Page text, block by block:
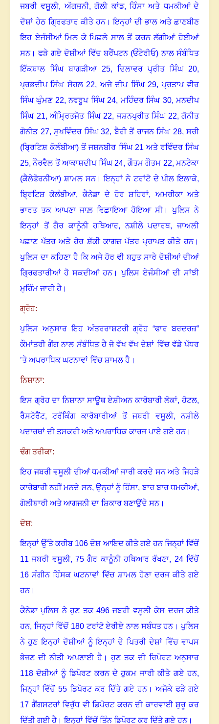
ਜਬਰੀ ਵਸੂਲੀ, ਅੱਗਜ਼ਨੀ, ਗੋਲੀ ਕਾਂਡ, ਹਿੰਸਾ ਅਤੇ ਧਮਕੀਆਂ ਦੇ
ਦੋਸ਼ਾਂ ਹੇਠ ਗ੍ਰਿਫਤਾਰ ਕੀਤੇ ਹਨ। ਇਨ੍ਹਾਂ ਦੀ ਭਾਲ ਅਤੇ ਛਾਣਬੀਣ
ਇਹ ਏਜੰਸੀਆਂ ਮਿਲ ਕੇ ਪਿਛਲੇ ਸਾਲ ਤੋਂ ਕਰਨ ਲੱਗੀਆਂ ਹੋਈਆਂ
ਸਨ। ਫੜੇ ਗਏ ਦੋਸ਼ੀਆਂ ਵਿੱਚ ਬਰੈਂਪਟਨ (ਓਂਟੇਰੀਓ) ਨਾਲ ਸੰਬੰਧਿਤ
ਇੱਕਬਾਲ ਸਿੰਘ ਬਾਗੜੀਆ 25, ਦਿਲਾਵਰ ਪ੍ਰੀਤ ਸਿੰਘ 20,
ਪ੍ਰਭਦੀਪ ਸਿੰਘ ਸੋਹਲ 22, ਅਜੇ ਦੀਪ ਸਿੰਘ 29,ਪ੍ਰਤਾਪ ਵੀਰ
ਸਿੰਘ ਘੁੰਮਣ 22,ਨਵਰੂਪ ਸਿੰਘ 24, ਮਹਿੰਦਰ ਸਿੰਘ 30,ਮਨਦੀਪ
ਸਿੰਘ 21, ਅੰਮ੍ਰਿਤਜੋਤ ਸਿੰਘ 22,ਜਸ਼ਨਪ੍ਰੀਤ ਸਿੰਘ 22, ਗੋਨੀਤ
ਗੋਨੀਤ 27, ਸੁਖਵਿੰਦਰ ਸਿੰਘ 32,ਬੈਰੀ ਤੋਂ ਰਾਜਨ ਸਿੰਘ 28, ਸਰੀ
(ਬ੍ਰਿਟਿਸ਼ ਕੋਲੰਬੀਆ) ਤੋਂ ਜਸ਼ਨਬੀਰ ਸਿੰਘ 21 ਅਤੇ ਰਵਿੰਦਰ ਸਿੰਘ
25,ਨੌਰਵੈਲ ਤੋਂ ਆਕਾਸ਼ਦੀਪ ਸਿੰਘ 24, ਗੌਤਮ ਗੌਤਮ 22,ਮਨਟੇਕਾ
(ਕੈਲੇਫੋਰਨੀਆ) ਸ਼ਾਮਲ ਸਨ। ਇਨ੍ਹਾਂ ਨੇ ਟਰਾਂਟੋ ਦੇ ਪੀਲ ਇਲਾਕੇ,
ਬ੍ਰਿਟਿਸ਼ ਕੋਲੰਬੀਆ, ਕੈਨੇਡਾ ਦੇ ਹੋਰ ਸ਼ਹਿਰਾਂ,
ਅਮਰੀਕਾ ਅਤੇ
ਭਾਰਤ ਤਕ ਆਪਣਾ ਜਾਲ਼ ਵਿਛਾਇਆ ਹੋਇਆ ਸੀ।ਪੁਲਿਸ ਨੇ
ਇਨ੍ਹਾਂ ਤੋਂ ਗੈਰ ਕਾਨੂੰਨੀ ਹਥਿਆਰ, ਨਸ਼ੀਲੇ ਪਦਾਰਥ,
ਜਾਅਲੀ
ਪਛਾਣ ਪੱਤਰ ਅਤੇ ਹੋਰ ਸ਼ੱਕੀ ਕਾਗਜ਼ ਪੱਤਰ ਪ੍ਰਾਪਤ ਕੀਤੇ ਹਨ।
ਪੁਲਿਸ ਦਾ ਕਹਿਣਾ ਹੈ ਕਿ ਅਜੇ ਹੋਰ ਵੀ ਬਹੁਤ ਸਾਰੇ ਦੋਸ਼ੀਆਂ ਦੀਆਂ
ਗ੍ਰਿਫਤਾਰੀਆਂ ਹੋ ਸਕਦੀਆਂ ਹਨ।ਪੁਲਿਸ ਏਜੰਸੀਆਂ ਦੀ ਸਾਂਝੀ
ਮੁਹਿੰਮ ਜਾਰੀ ਹੈ ।
ਗ੍ਰੋਹ:
ਪੁਲਿਸ ਅਨੁਸਾਰ ਇਹ ਅੰਤਰਰਾਸ਼ਟਰੀ ਗ੍ਰੋਹ “ਫਾਰ ਬਰਦਰਜ਼”
ਕੌਮਾਂਤਰੀ ਗੈਂਗ ਨਾਲ ਸੰਬੰਧਿਤ ਹੈ ਜੋ ਵੱਖ ਵੱਖ ਦੇਸ਼ਾਂ ਵਿੱਚ ਵੱਡੇ ਪੱਧਰ
’ਤੇ ਅਪਰਾਧਿਕ ਘਟਨਾਵਾਂ ਵਿੱਚ ਸ਼ਾਮਲ ਹੈ ।
ਨਿਸ਼ਾਨਾ:
ਇਸ ਗ੍ਰੋਹ ਦਾ ਨਿਸ਼ਾਨਾ ਸਾਊਥ ਏਸ਼ੀਅਨ ਕਾਰੋਬਾਰੀ ਲੋਕਾਂ, ਹੋਟਲ,
ਰੈਸਟੋਰੈਂਟ, ਟਰੱਕਿੰਗ ਕਾਰੋਬਾਰੀਆਂ ਤੋਂ ਜਬਰੀ ਵਸੂਲੀ,
ਨਸ਼ੀਲੇ
ਪਦਾਰਥਾਂ ਦੀ ਤਸਕਰੀ ਅਤੇ ਅਪਰਾਧਿਕ ਕਾਰਜ ਪਾਏ ਗਏ ਹਨ।
ਢੰਗ ਤਰੀਕਾ:
ਇਹ ਜਬਰੀ ਵਸੂਲੀ ਦੀਆਂ ਧਮਕੀਆਂ ਜਾਰੀ ਕਰਦੇ ਸਨ ਅਤੇ ਜਿਹੜੇ
ਕਾਰੋਬਾਰੀ ਨਹੀਂ ਮਨਦੇ ਸਨ, ਉਨ੍ਹਾਂ ਨੂੰ ਹਿੰਸਾ, ਬਾਰ ਬਾਰ ਧਮਕੀਆਂ,
ਗੋਲੀਬਾਰੀ ਅਤੇ ਆਗਜਨੀ ਦਾ ਸ਼ਿਕਾਰ ਬਣਾਉਂਦੇ ਸਨ।
ਦੋਸ਼:
ਇਨ੍ਹਾਂ ਉੱਤੇ ਕਰੀਬ 106ਦੋਸ਼ ਆਇਦ ਕੀਤੇ ਗਏ ਹਨ ਜਿਨ੍ਹਾਂ ਵਿੱਚੋਂ
11 ਜਬਰੀ ਵਸੂਲੀ, 75 ਗੈਰ ਕਾਨੂੰਨੀ ਹਥਿਆਰ ਰੱਖਣਾ, 24ਵਿੱਚੋਂ
16 ਸੰਗੀਨ ਹਿੰਸਕ ਘਟਨਾਵਾਂ ਵਿੱਚ ਸ਼ਾਮਲ ਹੋਣਾ ਦਰਜ ਕੀਤੇ ਗਏ
ਹਨ।
ਕੈਨੇਡਾ ਪੁਲਿਸ ਨੇ ਹੁਣ ਤਕ 496 ਜਬਰੀ ਵਸੂਲੀ ਕੇਸ ਦਰਜ ਕੀਤੇ
ਹਨ, ਜਿਨ੍ਹਾਂ ਵਿੱਚੋਂ 180 ਟਰਾਂਟੋ ਏਰੀਏ ਨਾਲ ਸਬੰਧਤ ਹਨ।ਪੁਲਿਸ
ਨੇ ਹੁਣ ਇਨ੍ਹਾਂ ਦੋਸ਼ੀਆਂ ਨੂੰ ਇਨ੍ਹਾਂ ਦੇ ਪਿਤਰੀ ਦੇਸ਼ਾਂ ਵਿੱਚ ਵਾਪਸ
ਭੇਜਣ ਦੀ ਨੀਤੀ ਅਪਣਾਈ ਹੈ ।ਹੁਣ ਤਕ ਦੀ ਰਿਪੋਰਟ ਅਨੁਸਾਰ
118 ਦੋਸ਼ੀਆਂ ਨੂੰ ਡਿਪੋਰਟ ਕਰਨ ਦੇ ਹੁਕਮ ਜਾਰੀ ਕੀਤੇ ਗਏ ਹਨ,
ਜਿਨ੍ਹਾਂ ਵਿੱਚੋਂ 55 ਡਿਪੋਰਟ ਕਰ ਦਿੱਤੇ ਗਏ ਹਨ। ਅਜੋਕੇ ਫੜੇ ਗਏ
17 ਗੈਂਗਸਟਰਾਂ ਵਿਰੁੱਧ ਵੀ ਡਿਪੋਰਟ ਕਰਨ ਦੀ ਕਾਰਵਾਈ ਸ਼ੁਰੂ ਕਰ
ਦਿੱਤੀ ਗਈ ਹੈ। ਇਨ੍ਹਾਂ ਵਿੱਚੋਂ ਤਿੰਨ ਡਿਪੋਰਟ ਕਰ ਦਿੱਤੇ ਗਏ ਹਨ।